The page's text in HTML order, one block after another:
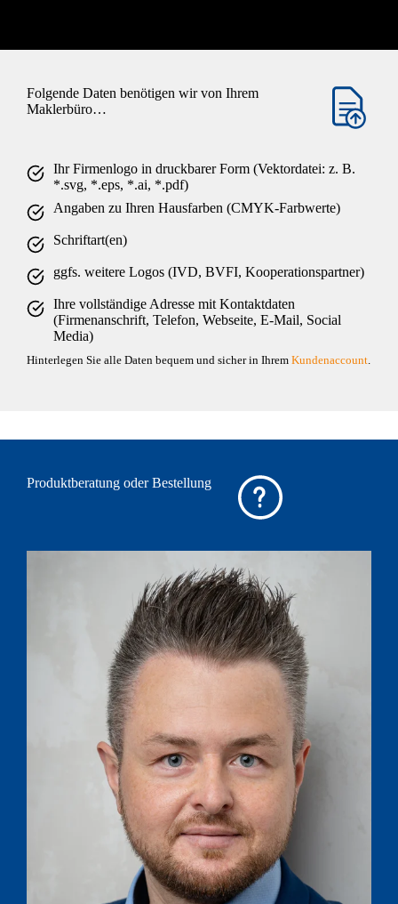
Folgende Daten benötigen wir von Ihrem
Maklerbüro…
Ihr Firmenlogo in druckbarer Form (Vektordatei: z. B.
*.svg, *.eps, *.ai, *.pdf)
Angaben zu Ihren Hausfarben (CMYK-Farbwerte)
Schriftart(en)
ggfs. weitere Logos (IVD, BVFI, Kooperationspartner)
Ihre vollständige Adresse mit Kontaktdaten
(Firmenanschrift, Telefon, Webseite, E-Mail, Social
Media)
Hinterlegen Sie alle Daten bequem und sicher in Ihrem Kundenaccount
Produktberatung oder Bestellung